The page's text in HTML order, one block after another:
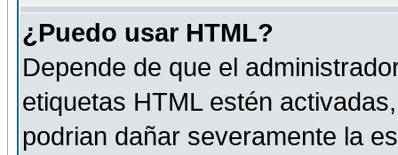
¿Puedo usar HTML?
Depende de que el
etiquetas HTML estén
podrian dañar severamente la